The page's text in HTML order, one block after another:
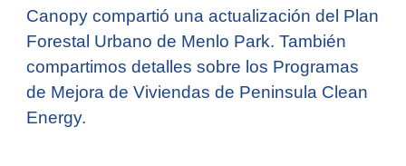
Canopy compartió una actualización del Plan
Forestal Urbano de Menlo Park. También
compartimos detalles sobre los Programas
de Mejora de Viviendas de Peninsula Clean
Energy.